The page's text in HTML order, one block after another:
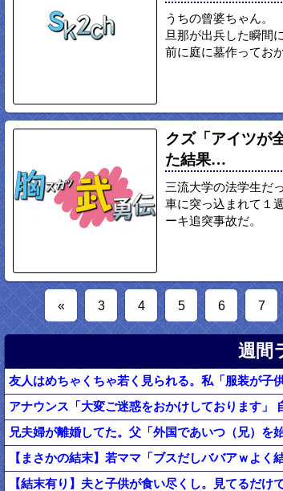
うちの曾婆ちゃん。
旦那が出兵した瞬間
前に庭に墓作ってお
クズ「アイツが
た結果…
三流大学の法学生だ
車に突っ込まれて１
ーキ追突事故だ。
« 3 4 5 6 7
週間
兄夫婦が離婚してた。父「外国であいつ（兄）を
【結末有り】夫と子供が食い尽くし。見てるだ